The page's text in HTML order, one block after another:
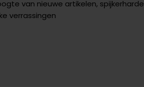
van nieuwe artikelen, spijkerharde
verrassingen